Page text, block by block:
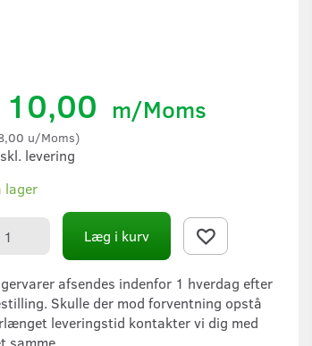
m/Moms
u/Moms)
levering
lager
Læg i kurv
afsendes indenfor 1 hverdag efter
Skulle der mod forventning opstå
leveringstid kontakter vi dig med
samme.